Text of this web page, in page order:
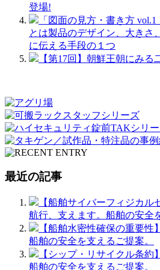
登場!
「図面の見方・書き方
とは製品のデザイン、大きさ
に伝える手段の１つ
【第17回】朝鮮王朝にみ
最近の記事
【船舶サイバーフィジカ
航行、支えます。船舶の安全
【船舶水密性確保の重要性
船舶の安全を支えるご提案。
【シップ・リサイクル条約
船舶の安全を支えるご提案。